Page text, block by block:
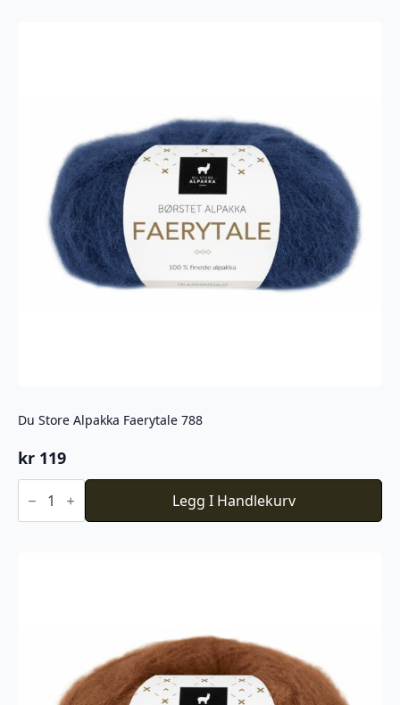
Du Store Alpakka Faerytale 788
kr 119
Du
Store
Faerytale
Legg I Handlekurv